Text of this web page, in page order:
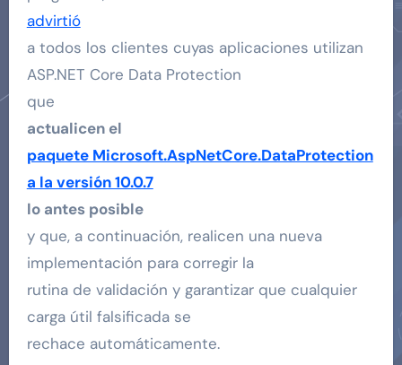
advirtió
a todos los clientes cuyas aplicaciones utilizan
ASP.NET Core Data Protection
que
actualicen el
paquete Microsoft.AspNetCore.DataProtection
a la versión 10.0.7
lo antes posible
y que, a continuación, realicen una nueva
implementación para corregir la
rutina de validación y garantizar que cualquier
carga útil falsificada se
rechace automáticamente.